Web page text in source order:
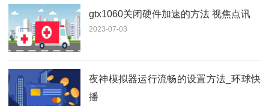
gtx1060关闭硬件加速的方法 视焦点讯
2023-07-03
夜神模拟器运行流畅的设置方法_环球快
播